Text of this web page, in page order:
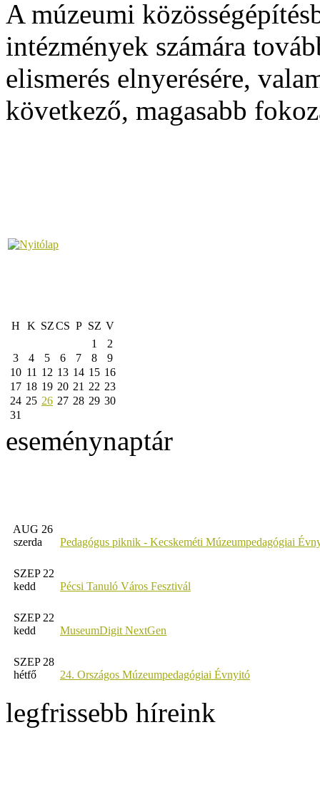
A múzeumi
intézmények számára
elismerés elnyerésére,
következő, magasabb
H K SZCS P SZ V
1
2
3
4 5 6 7 8
9
10 11 12 13 14 15 16
17 18 19 20 21 22 23
24 25 26 27 28 29 30
31
eseménynaptár
AUG 26
szerda
Pedagógus piknik - Kecskeméti Múzeumpedagógiai
SZEP 22
kedd
Pécsi Tanuló Város Fesztivál
SZEP 22
kedd
MuseumDigit NextGen
SZEP 28
hétfő
24. Országos Múzeumpedagógiai Évnyitó
legfrissebb híreink